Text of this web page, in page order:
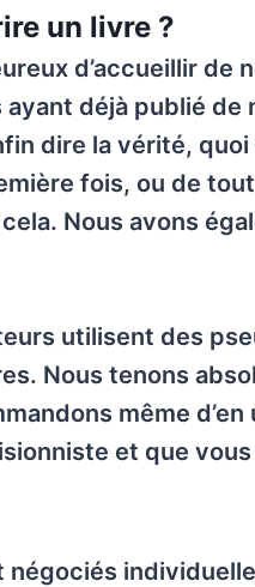
un livre ?
d’accueillir de
déjà publié
dire la vérité,
fois, ou de
Nous avons
utilisent des
Nous tenons
même
et que
négociés